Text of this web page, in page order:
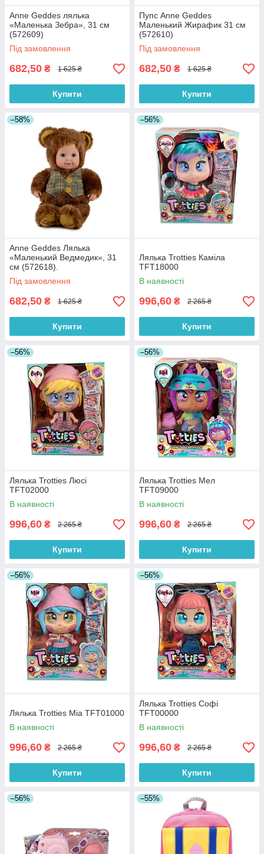
Anne Geddes лялька
«Маленька Зебра», 31 см
(572609)
Під замовлення
682,50 ₴ 1 625 ₴
Купити
Пупс Anne Geddes
Маленький Жирафик 31 см
(572610)
Під замовлення
682,50 ₴ 1 625 ₴
Купити
–58%
Anne Geddes Лялька
«Маленький Ведмедик», 31
см (572618).
Під замовлення
682,50 ₴ 1 625 ₴
Купити
–56%
Лялька Trotties Каміла
TFT18000
В наявності
996,60 ₴ 2 265 ₴
Купити
–56%
Лялька Trotties Люсі
TFT02000
В наявності
996,60 ₴ 2 265 ₴
Купити
–56%
Лялька Trotties Мел
TFT09000
В наявності
996,60 ₴ 2 265 ₴
Купити
–56%
Лялька Trotties Міа TFT01000
В наявності
996,60 ₴ 2 265 ₴
Купити
–56%
Лялька Trotties Софі
TFT00000
В наявності
996,60 ₴ 2 265 ₴
Купити
–56% –55%